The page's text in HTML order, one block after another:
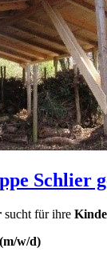
Schlier
sucht für ihre
w/d)